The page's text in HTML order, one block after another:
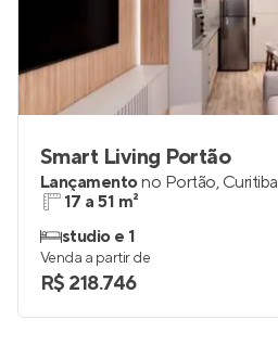
Smart Living Portão
Lançamentono Portão, Curitiba
17 a 51 m²
studio e 1
Venda a partir de
R$ 218.746